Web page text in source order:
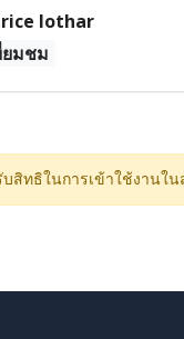
lothar
ยมชม
สิทธิในการเข้าใช้งานใ